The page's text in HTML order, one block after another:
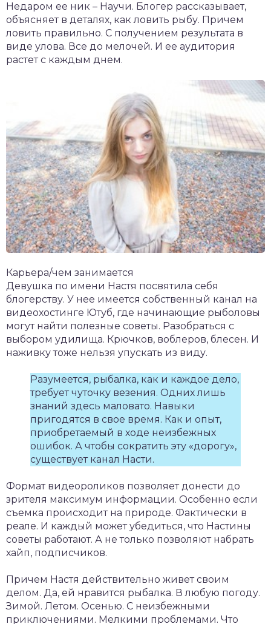
Недаром ее ник – Научи. Блогер рассказывает,
объясняет в деталях, как ловить рыбу. Причем
ловить правильно. С получением результата в
виде улова. Все до мелочей. И ее аудитория
растет с каждым днем.
Карьера/чем занимается
Девушка по имени Настя посвятила себя
блогерству. У нее имеется собственный канал на
видеохостинге Ютуб, где начинающие рыболовы
могут найти полезные советы. Разобраться с
выбором удилища. Крючков, воблеров, блесен. И
наживку тоже нельзя упускать из виду.
Разумеется, рыбалка, как и каждое дело,
требует чуточку везения. Одних лишь
знаний здесь маловато. Навыки
пригодятся в свое время. Как и опыт,
приобретаемый в ходе неизбежных
ошибок. А чтобы сократить эту «дорогу»,
существует канал Насти.
Формат видеороликов позволяет донести до
зрителя максимум информации. Особенно если
съемка происходит на природе. Фактически в
реале. И каждый может убедиться, что Настины
советы работают. А не только позволяют набрать
хайп, подписчиков.
Причем Настя действительно живет своим
делом. Да, ей нравится рыбалка. В любую погоду.
Зимой. Летом. Осенью. С неизбежными
приключениями. Мелкими проблемами. Что